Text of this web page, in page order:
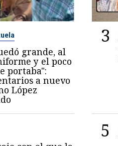
grande, al
y el poco
portaba":
a nuevo
López
3
5